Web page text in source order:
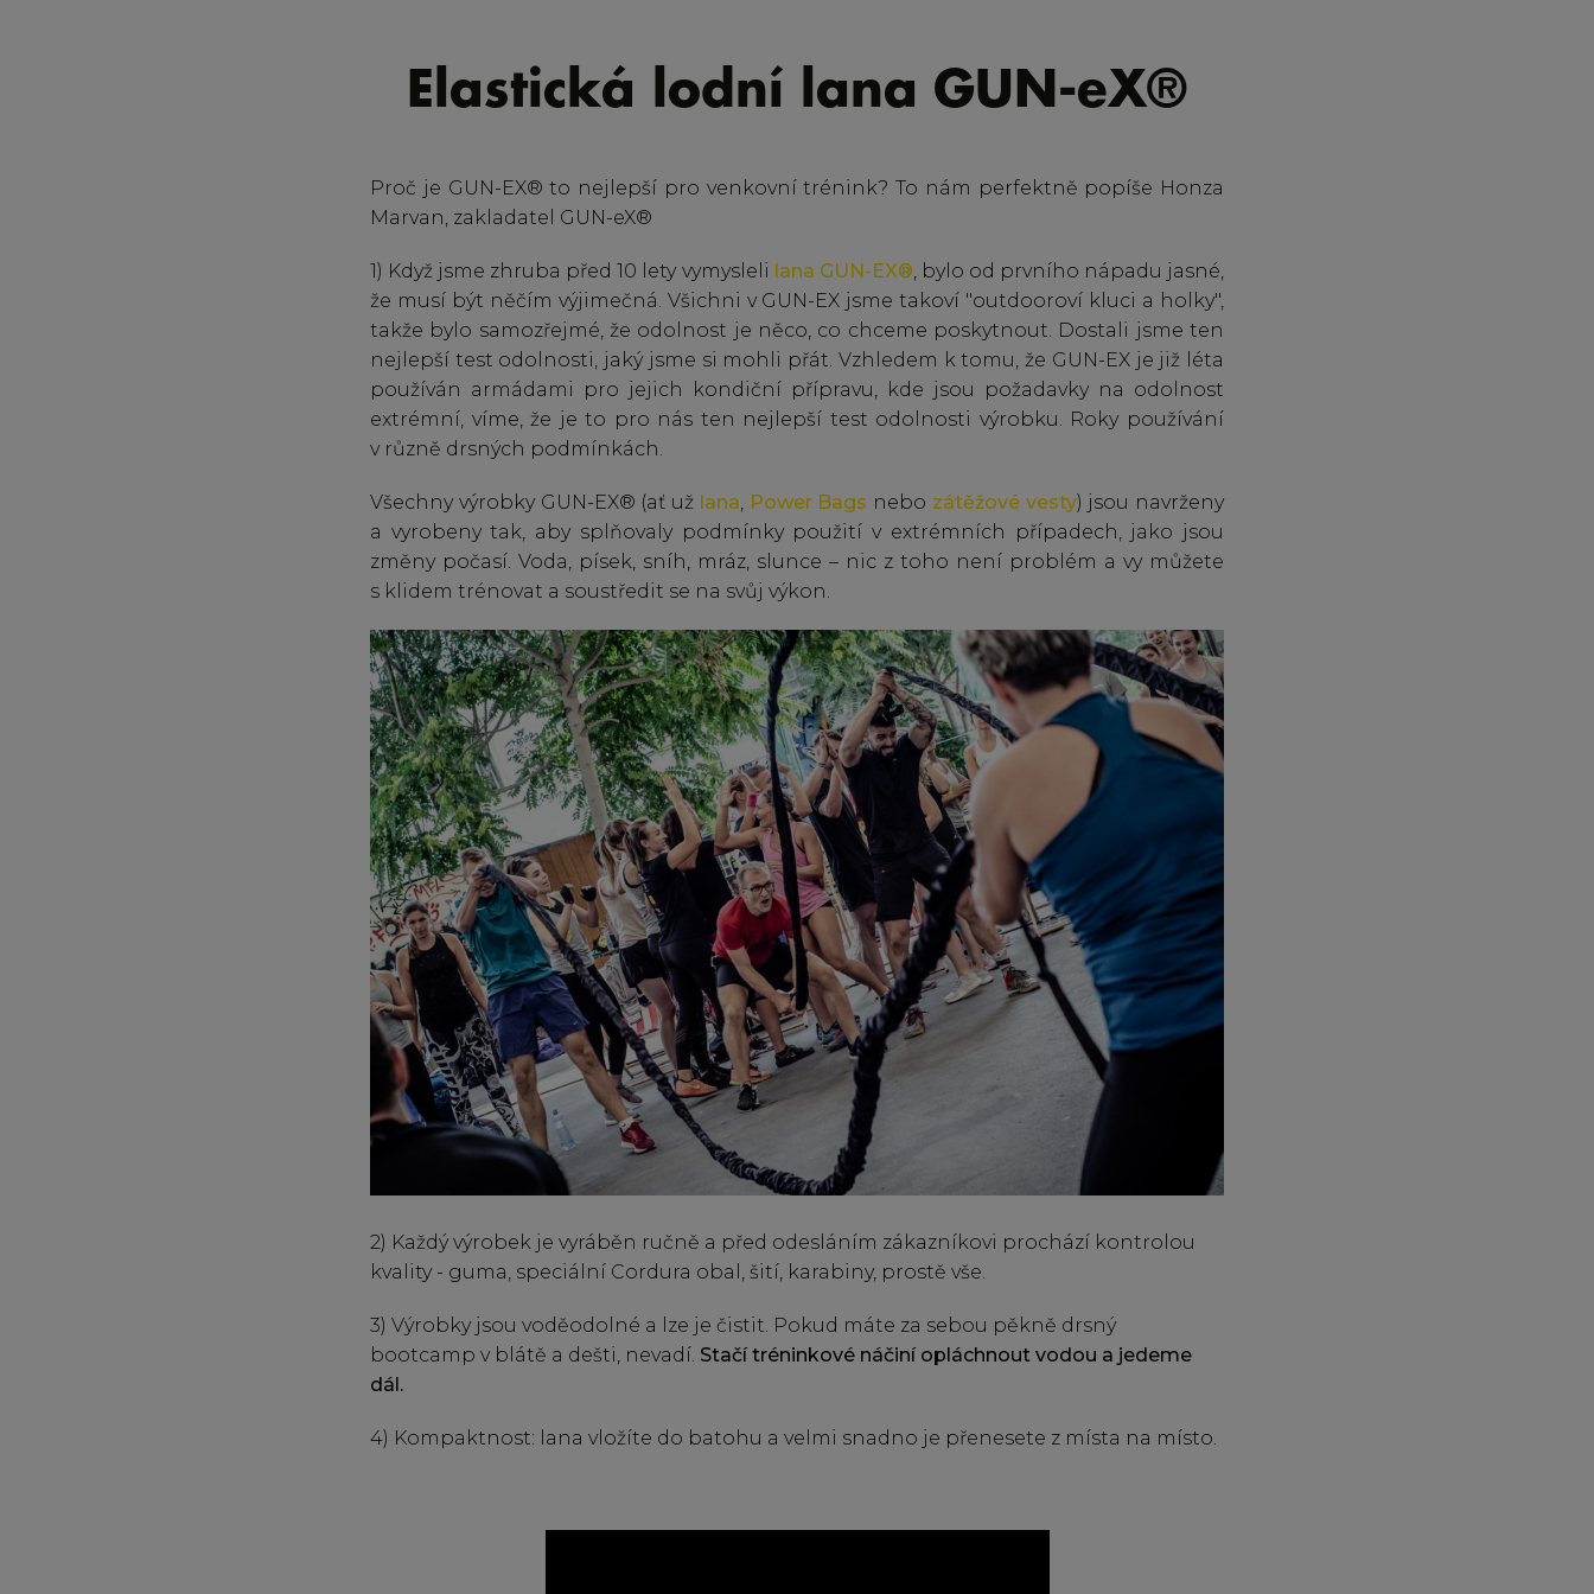
Elastická lodní lana GUN-eX®
Proč je GUN-EX® to nejlepší pro venkovní trénink? To nám perfektně popíše Honza
Marvan, zakladatel GUN-eX®
1) Když jsme zhruba před 10 lety vymysleli lana GUN-EX®, bylo od prvního nápadu jasné,
že musí být něčím výjimečná. Všichni v GUN-EX jsme takoví "outdooroví kluci a holky",
takže bylo samozřejmé, že odolnost je něco, co chceme poskytnout. Dostali jsme ten
nejlepší test odolnosti, jaký jsme si mohli přát. Vzhledem k tomu, že GUN-EX je již léta
používán armádami pro jejich kondiční přípravu, kde jsou požadavky na odolnost
extrémní, víme, že je to pro nás ten nejlepší test odolnosti výrobku. Roky používání
v různě drsných podmínkách.
Všechny výrobky GUN-EX® (ať už lana, Power Bags nebo zátěžové vesty) jsou navrženy
a vyrobeny tak, aby splňovaly podmínky použití v extrémních případech, jako jsou
změny počasí. Voda, písek, sníh, mráz, slunce – nic z toho není problém a vy můžete
s klidem trénovat a soustředit se na svůj výkon.
2) Každý výrobek je vyráběn ručně a před odesláním zákazníkovi prochází kontrolou
kvality - guma, speciální Cordura obal, šití, karabiny, prostě vše.
3) Výrobky jsou voděodolné a lze je čistit. Pokud máte za sebou pěkně drsný
bootcamp v blátě a dešti, nevadí. Stačí tréninkové náčiní opláchnout vodou a jedeme
dál.
4) Kompaktnost: lana vložíte do batohu a velmi snadno je přenesete z místa na místo.